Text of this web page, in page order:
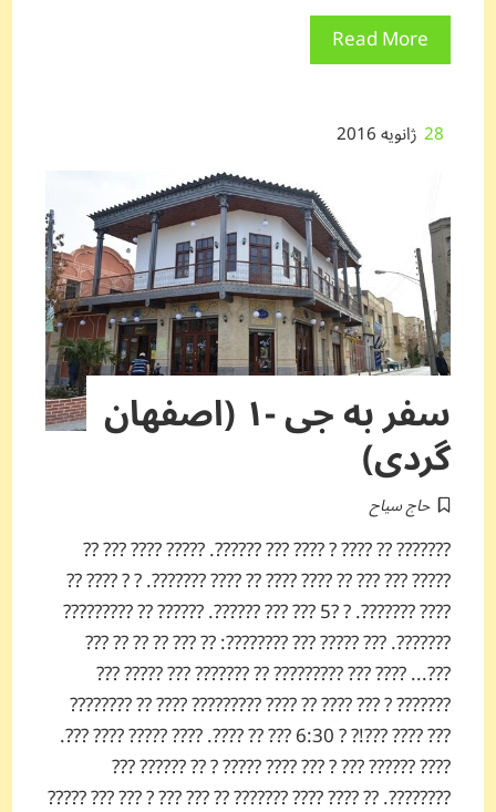
Read More
28 ژانویه 2016
سفر به جی -۱ (اصفهان
گردی)
حاج سیاح
??????? ?? ???? ? ???? ??? ??????. ????? ???? ??? ??
????? ??? ??? ?? ???? ???? ?? ???? ???????. ? ? ???? ??
???? ???????. ? ?5 ??? ??? ??????. ?????? ?? ?????????
???????. ??? ????? ??? ????????: ?? ??? ?? ?? ?? ???
???... ???? ??? ????????? ?? ??????? ??? ????? ???
??????? ? ??? ???? ?? ???? ????????? ???? ?? ????????
??? ???? ???!? ? 6:30 ??? ?? ????. ???? ????? ???? ???.
???? ?????? ??? ? ??? ???? ????? ? ?? ?????? ???
????????. ?? ???? ???? ??????? ?? ??? ??? ? ??? ??? ?????